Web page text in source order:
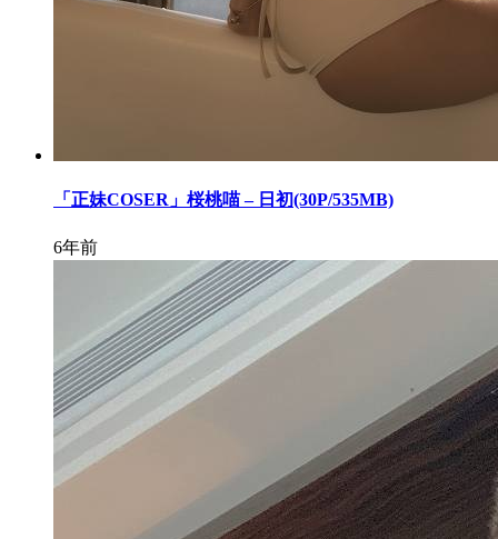
「正妹COSER」桜桃喵 – 日初(30P/535MB)
6年前